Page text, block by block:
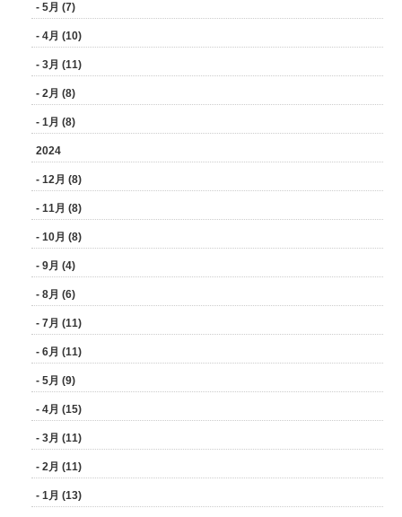
- 5月 (7)
- 4月 (10)
- 3月 (11)
- 2月 (8)
- 1月 (8)
2024
- 12月 (8)
- 11月 (8)
- 10月 (8)
- 9月 (4)
- 8月 (6)
- 7月 (11)
- 6月 (11)
- 5月 (9)
- 4月 (15)
- 3月 (11)
- 2月 (11)
- 1月 (13)